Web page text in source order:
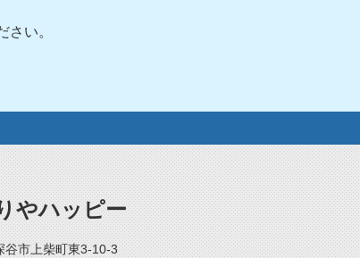
さい。
やハッピー
谷市上柴町東3-10-3